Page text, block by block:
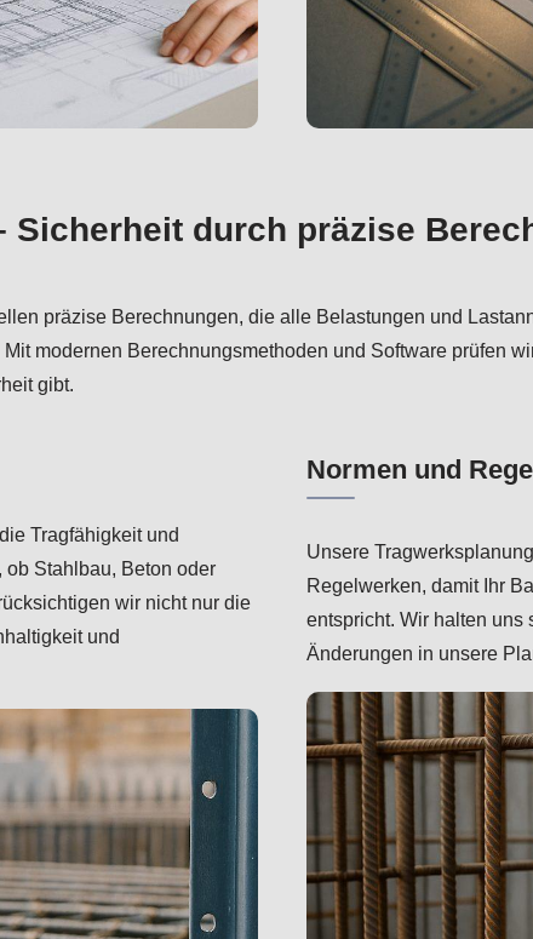
durch präzise
präzise Berechnungen, die alle Belastungen und
modernen Berechnungsmethoden und Software prüfen
gibt.
Tragfähigkeit und
ob Stahlbau, Beton oder
wir nicht nur die
und
Normen und
Unsere
Regelwerken, damit Ihr
entspricht. Wir halten uns
Änderungen in unsere